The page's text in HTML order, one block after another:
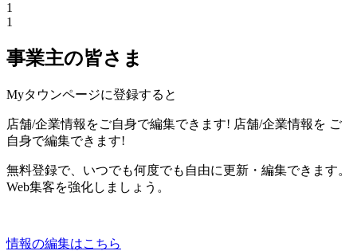
1
1
事業主の皆さま
Myタウンページに登録すると
店舗/企業情報をご自身で編集できます! 店舗/企業情報を ご
自身で編集できます!
無料登録で、いつでも何度でも自由に更新・編集できます。
Web集客を強化しましょう。
情報の編集はこちら